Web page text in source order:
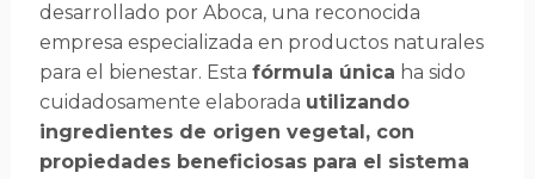
desarrollado por Aboca, una reconocida
empresa especializada en productos naturales
para el bienestar. Esta fórmula única ha sido
cuidadosamente elaborada utilizando
ingredientes de origen vegetal, con
propiedades beneficiosas para el sistema